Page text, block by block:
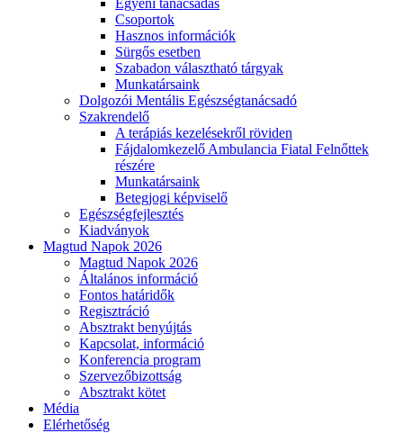
Egyéni tanácsadás
Csoportok
Hasznos információk
Sürgős esetben
Szabadon választható tárgyak
Munkatársaink
Dolgozói Mentális Egészségtanácsadó
Szakrendelő
A terápiás kezelésekről röviden
Fájdalomkezelő Ambulancia Fiatal Felnőttek
részére
Munkatársaink
Betegjogi képviselő
Egészségfejlesztés
Kiadványok
Magtud Napok 2026
Magtud Napok 2026
Általános információ
Fontos határidők
Regisztráció
Absztrakt benyújtás
Kapcsolat, információ
Konferencia program
Szervezőbizottság
Absztrakt kötet
Média
Elérhetőség